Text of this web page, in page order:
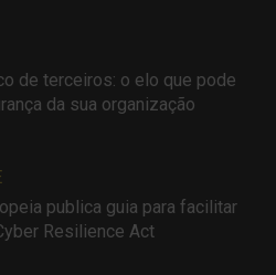
de terceiros: o elo que pode
da sua organização
publica guia para facilitar
Resilience Act